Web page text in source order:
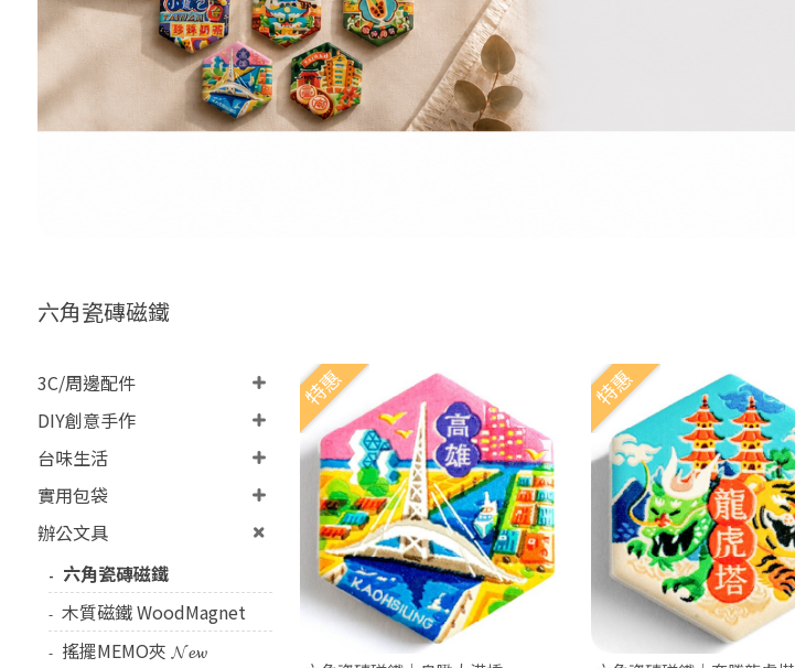
六角瓷磚磁鐵
3C/周邊配件
DIY創意手作
台味生活
實用包袋
辦公文具
六角瓷磚磁鐵
木質磁鐵 WoodMagnet
搖擺MEMO夾 𝓝𝓮𝔀
特惠 特惠